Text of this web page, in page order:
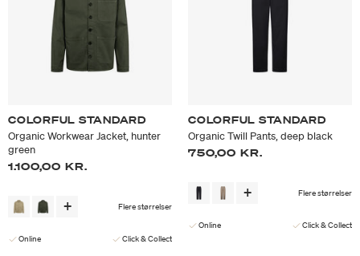
COLORFUL STANDARD
Organic Workwear Jacket, hunter
green
1.100,00 KR.
Flere størrelser
Online Click & Collect
COLORFUL STANDARD
Organic Twill Pants, deep black
750,00 KR.
Flere størrelser
Online Click & Collect